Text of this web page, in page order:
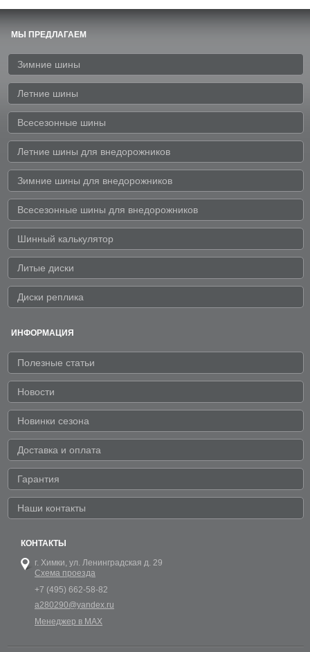
МЫ ПРЕДЛАГАЕМ
Зимние шины
Летние шины
Всесезонные шины
Летние шины для внедорожников
Зимние шины для внедорожников
Всесезонные шины для внедорожников
Шинный калькулятор
Литые диски
Диски реплика
ИНФОРМАЦИЯ
Полезные статьи
Новости
Новинки сезона
Доставка и оплата
Гарантия
Наши контакты
КОНТАКТЫ
г. Химки, ул. Ленинградская д. 29
Схема проезда
+7 (495) 662-58-82
a280290@yandex.ru
Менеджер в MAX